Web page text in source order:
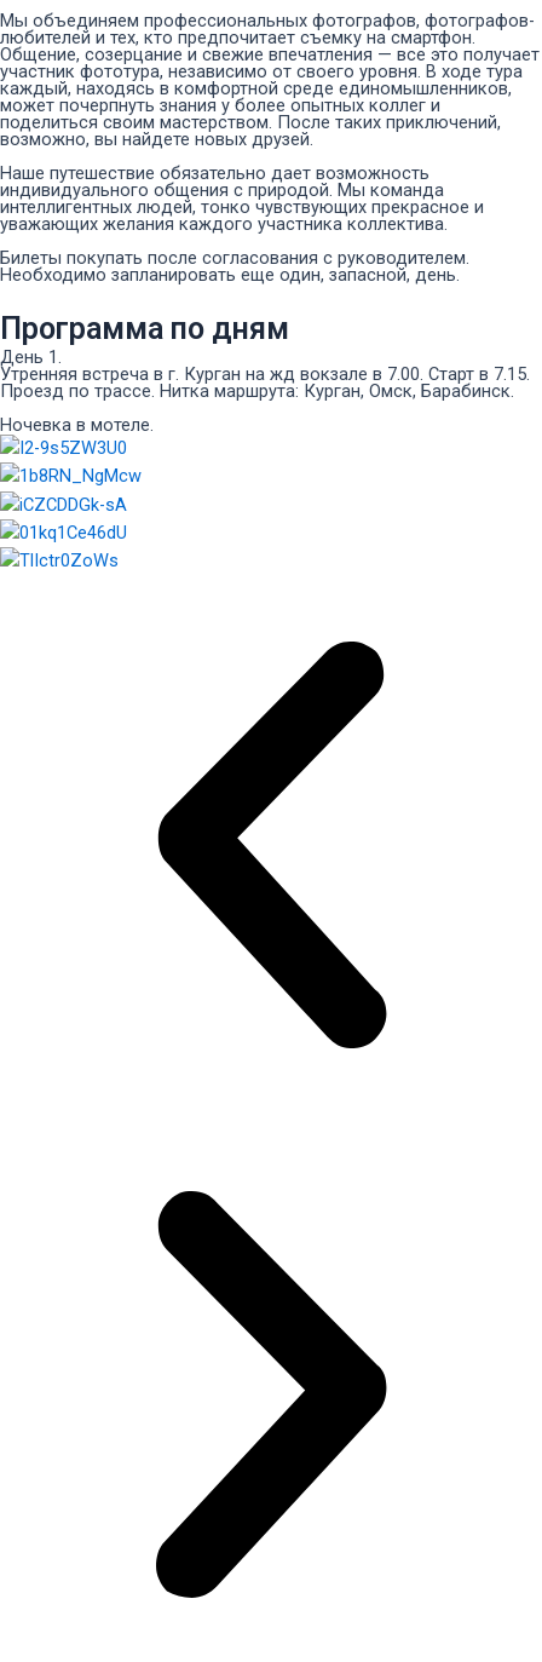
Мы объединяем профессиональных фотографов, фотографов-
любителей и тех, кто предпочитает съемку на смартфон.
Общение, созерцание и свежие впечатления — все это получает
участник фототура, независимо от своего уровня. В ходе тура
каждый, находясь в комфортной среде единомышленников,
может почерпнуть знания у более опытных коллег и
поделиться своим мастерством. После таких приключений,
возможно, вы найдете новых друзей.
Наше путешествие обязательно дает возможность
индивидуального общения с природой. Мы команда
интеллигентных людей, тонко чувствующих прекрасное и
уважающих желания каждого участника коллектива.
Билеты покупать после согласования с руководителем.
Необходимо запланировать еще один, запасной, день.
Программа по дням
День 1.
Утренняя встреча в г. Курган на жд вокзале в 7.00. Старт в 7.15.
Проезд по трассе. Нитка маршрута: Курган, Омск, Барабинск.
Ночевка в мотеле.